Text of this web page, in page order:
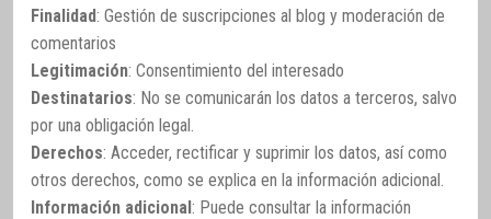
Finalidad: Gestión de suscripciones al blog y moderación de
comentarios
Legitimación: Consentimiento del interesado
Destinatarios: No se comunicarán los datos a terceros, salvo
por una obligación legal.
Derechos: Acceder, rectificar y suprimir los datos, así como
otros derechos, como se explica en la información adicional.
Información adicional: Puede consultar la información